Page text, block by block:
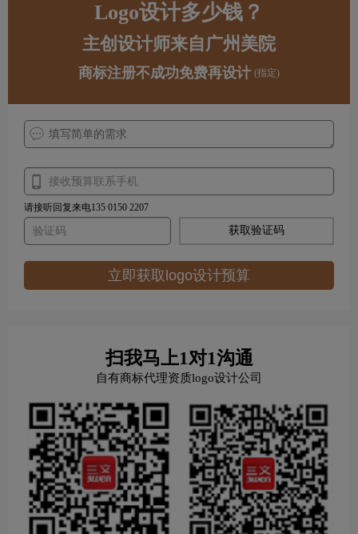
Logo设计多少钱？
主创设计师来自广州美院
商标注册不成功免费再设计 (指定)
请接听回复来电135 0150 2207
获取验证码
立即获取logo设计预算
扫我马上1对1沟通
自有商标代理资质logo设计公司